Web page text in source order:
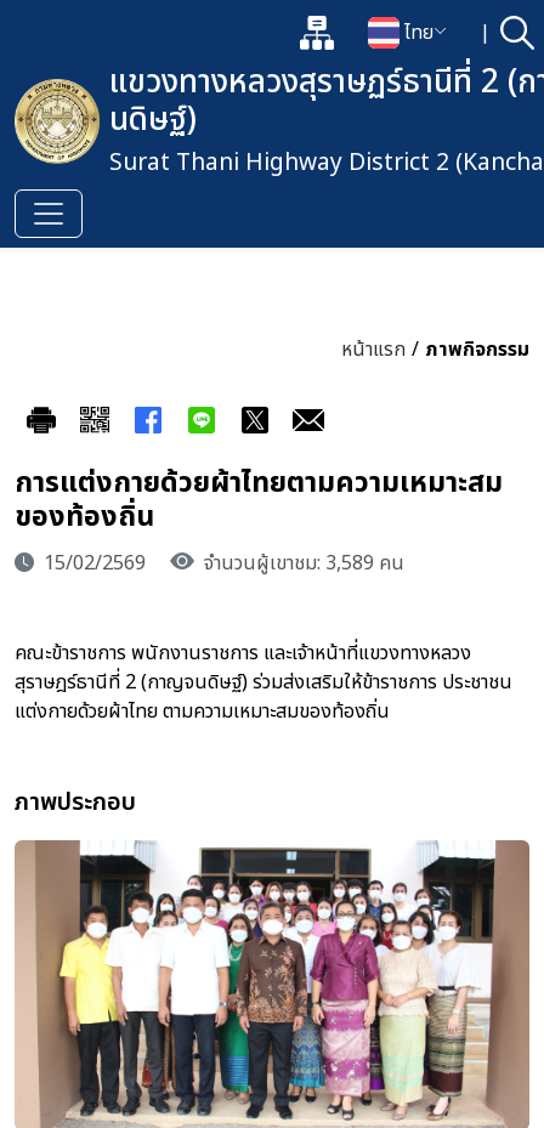
แผนผังเว็บไซต์
เปลี่ยนภาษา
ไทย | ค้
เปิดกล่องค้นหาข้อมูลหลักของเ
แขวงทางหลวงสุราษฏร์ธานีที่ 2 (
นดิษฐ์)
Surat Thani Highway District 2
หน้าแรก / ภาพกิจกรรม
การแต่งกายด้วยผ้าไทยตามความเหมาะสม
ของท้องถิ่น
15/02/2569 จำนวนผู้เขาชม: 3,589 คน
คณะข้าราชการ พนักงานราชการ และเจ้าหน้าที่แขวงทางหลวง
สุราษฎร์ธานีที่ 2 (กาญจนดิษฐ์) ร่วมส่งเสริมให้ข้าราชการ ประชาชน
แต่งกายด้วยผ้าไทย ตามความเหมาะสมของท้องถิ่น
ภาพประกอบ